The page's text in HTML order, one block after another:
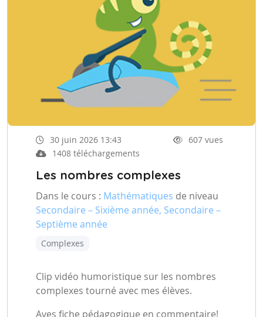
30 juin 2026 13:43
607 vues
1408 téléchargements
Les nombres complexes
Dans le cours : Mathématiques de niveau
Secondaire – Sixième année, Secondaire –
Septième année
Complexes
Clip vidéo humoristique sur les nombres
complexes tourné avec mes élèves.
Aves fiche pédagogique en commentaire!